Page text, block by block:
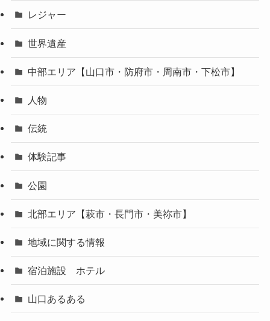
レジャー
世界遺産
中部エリア【山口市・防府市・周南市・下松市】
人物
伝統
体験記事
公園
北部エリア【萩市・長門市・美祢市】
地域に関する情報
宿泊施設 ホテル
山口あるある